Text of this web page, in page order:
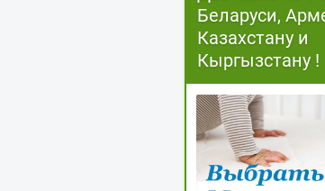
Беларуси,
Казахстану и
Кыргызстану !